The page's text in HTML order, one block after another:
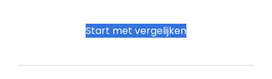
Start met vergelijken